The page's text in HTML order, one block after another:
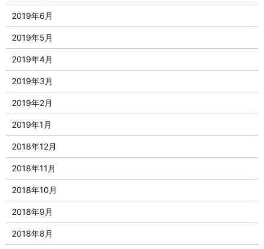
2019年6月
2019年5月
2019年4月
2019年3月
2019年2月
2019年1月
2018年12月
2018年11月
2018年10月
2018年9月
2018年8月